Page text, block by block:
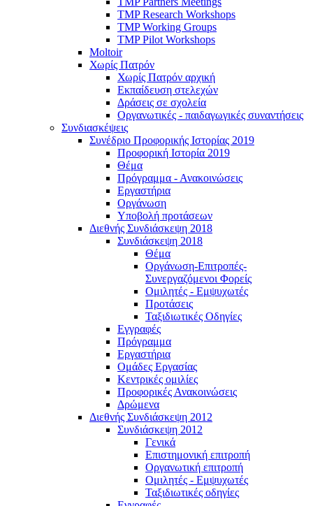
TMP Research Workshops
TMP Working Groups
TMP Pilot Workshops
Moltoir
Χωρίς Πατρόν
Χωρίς Πατρόν αρχική
Εκπαίδευση στελεχών
Δράσεις σε σχολεία
Οργανωτικές - παιδαγωγικές συναντήσεις
Συνδιασκέψεις
Συνέδριο Προφορικής Ιστορίας 2019
Προφορική Ιστορία 2019
Θέμα
Πρόγραμμα - Ανακοινώσεις
Εργαστήρια
Οργάνωση
Υποβολή προτάσεων
Διεθνής Συνδιάσκεψη 2018
Συνδιάσκεψη 2018
Θέμα
Οργάνωση-Επιτροπές-
Συνεργαζόμενοι Φορείς
Ομιλητές - Εμψυχωτές
Προτάσεις
Ταξιδιωτικές Οδηγίες
Εγγραφές
Πρόγραμμα
Εργαστήρια
Ομάδες Εργασίας
Κεντρικές ομιλίες
Προφορικές Ανακοινώσεις
Δρώμενα
Διεθνής Συνδιάσκεψη 2012
Συνδιάσκεψη 2012
Γενικά
Επιστημονική επιτροπή
Οργανωτική επιτροπή
Ομιλητές - Εμψυχωτές
Ταξιδιωτικές οδηγίες